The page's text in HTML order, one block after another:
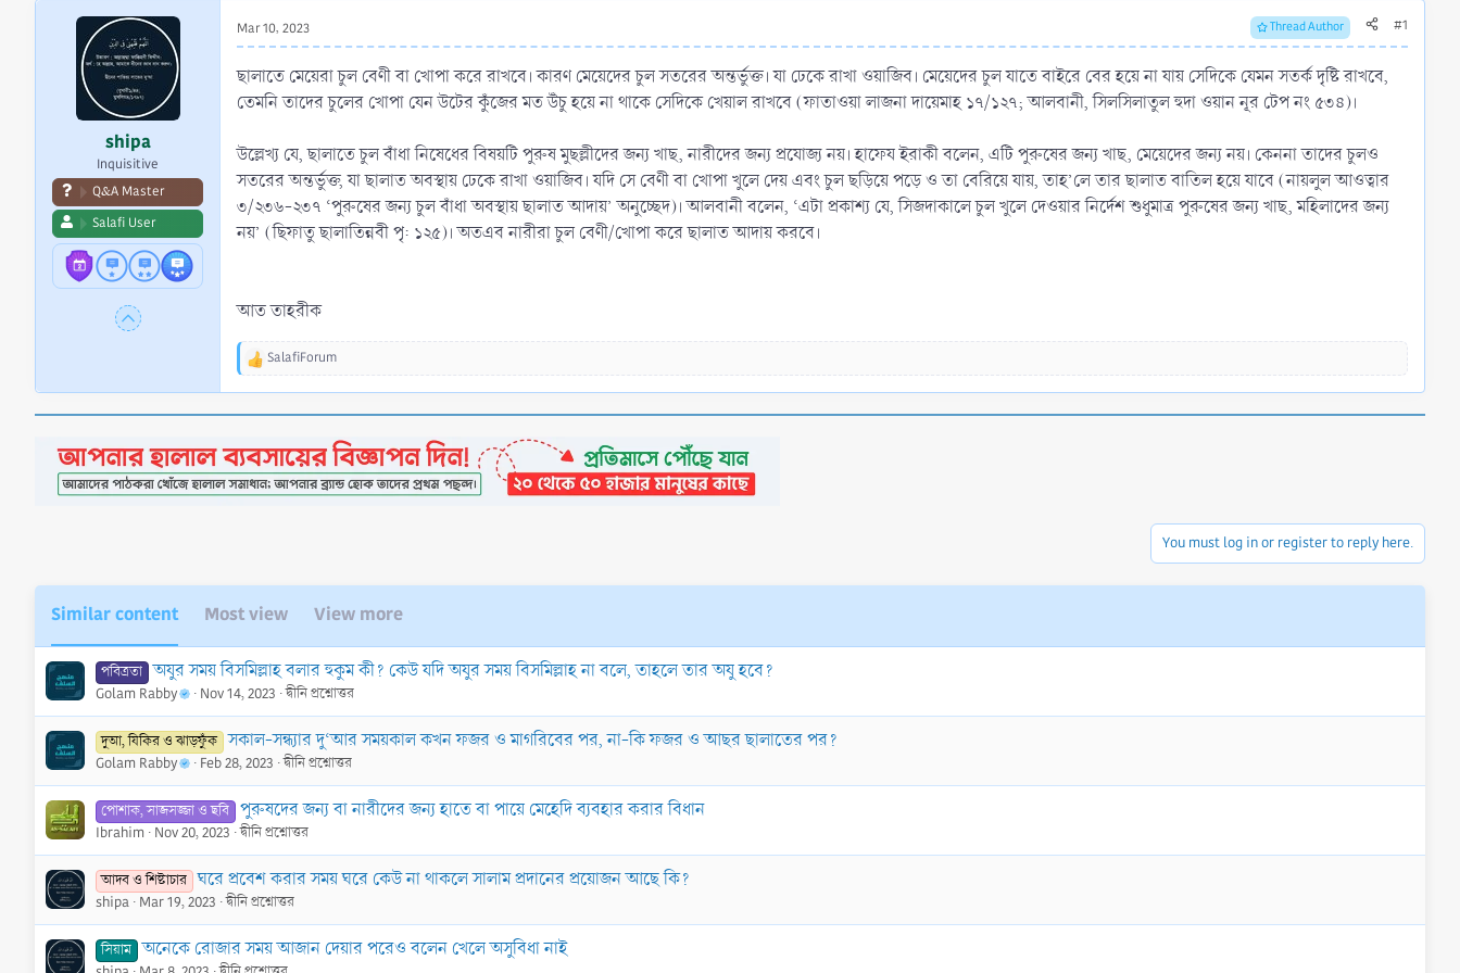
r
e
shipa
Inquisitive
Q&A Master
Salafi User
Mar 10, 2023 Thread Author #1
ছালাতে মেয়েরা চুল বেণী বা খোপা করে রাখবে। কারণ মেয়েদের চুল সতরের অন্তর্ভুক্ত। যা ঢেকে রাখা ওয়াজিব। মেয়েদের চুল যাতে বাইরে বের হয়ে না যায় সেদিকে যেমন সতর্ক দৃষ্টি রাখবে,
তেমনি তাদের চুলের খোপা যেন উটের কুঁজের মত উঁচু হয়ে না থাকে সেদিকে খেয়াল রাখবে (ফাতাওয়া লাজনা দায়েমাহ ১৭/১২৭; আলবানী, সিলসিলাতুল হুদা ওয়ান নূর টেপ নং ৫৩৪)।
উল্লেখ্য যে, ছালাতে চুল বাঁধা নিষেধের বিষয়টি পুরুষ মুছল্লীদের জন্য খাছ, নারীদের জন্য প্রযোজ্য নয়। হাফেয ইরাকী বলেন, এটি পুরুষের জন্য খাছ, মেয়েদের জন্য নয়। কেননা তাদের চুলও
সতরের অন্তর্ভুক্ত, যা ছালাত অবস্থায় ঢেকে রাখা ওয়াজিব। যদি সে বেণী বা খোপা খুলে দেয় এবং চুল ছড়িয়ে পড়ে ও তা বেরিয়ে যায়, তাহ’লে তার ছালাত বাতিল হয়ে যাবে (নায়লুল আওত্বার
৩/২৩৬-২৩৭ ‘পুরুষের জন্য চুল বাঁধা অবস্থায় ছালাত আদায়’ অনুচ্ছেদ)। আলবানী বলেন, ‘এটা প্রকাশ্য যে, সিজদাকালে চুল খুলে দেওয়ার নির্দেশ শুধুমাত্র পুরুষের জন্য খাছ, মহিলাদের জন্য
নয়’ (ছিফাতু ছালাতিন্নবী পৃ: ১২৫)। অতএব নারীরা চুল বেণী/খোপা করে ছালাত আদায় করবে।
আত তাহরীক
R
i
o
n
SalafiForum
You must log in or register to reply here.
Similar content Most view View more
পবিত্রতা অযুর সময় বিসমিল্লাহ বলার হুকুম কী? কেউ যদি অযুর সময় বিসমিল্লাহ না বলে, তাহলে তার অযু হবে?
Golam Rabby Nov 14, 2023 দ্বীনি প্রশ্নোত্তর
দুআ, যিকির ও ঝাড়ফুঁক সকাল-সন্ধ্যার দু‘আর সময়কাল কখন ফজর ও মাগরিবের পর, না-কি ফজর ও আছর ছালাতের পর?
Golam Rabby Feb 28, 2023 দ্বীনি প্রশ্নোত্তর
পোশাক, সাজসজ্জা ও ছবি পুরুষদের জন্য বা নারীদের জন্য হাতে বা পায়ে মেহেদি ব্যবহার করার বিধান
Ibrahim Nov 20, 2023 দ্বীনি প্রশ্নোত্তর
আদব ও শিষ্টাচার ঘরে প্রবেশ করার সময় ঘরে কেউ না থাকলে সালাম প্রদানের প্রয়োজন আছে কি?
shipa Mar 19, 2023 দ্বীনি প্রশ্নোত্তর
সিয়াম অনেকে রোজার সময় আজান দেয়ার পরেও বলেন খেলে অসুবিধা নাই